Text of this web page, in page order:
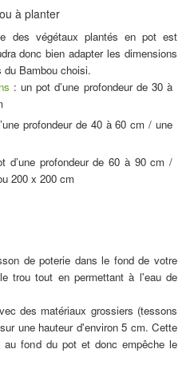
à planter
des végétaux plantés en pot est
donc bien adapter les dimensions
Bambou choisi.
: un pot d’une profondeur de 30 à
profondeur de 40 à 60 cm / une
d’une profondeur de 60 à 90 cm /
200 x 200 cm
de poterie dans le fond de votre
trou tout en permettant à l'eau de
des matériaux grossiers (tessons
une hauteur d'environ 5 cm. Cette
fond du pot et donc empêche le